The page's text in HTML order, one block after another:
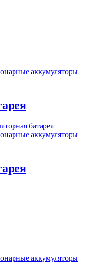
аккумуляторы
аккумуляторы
аккумуляторы